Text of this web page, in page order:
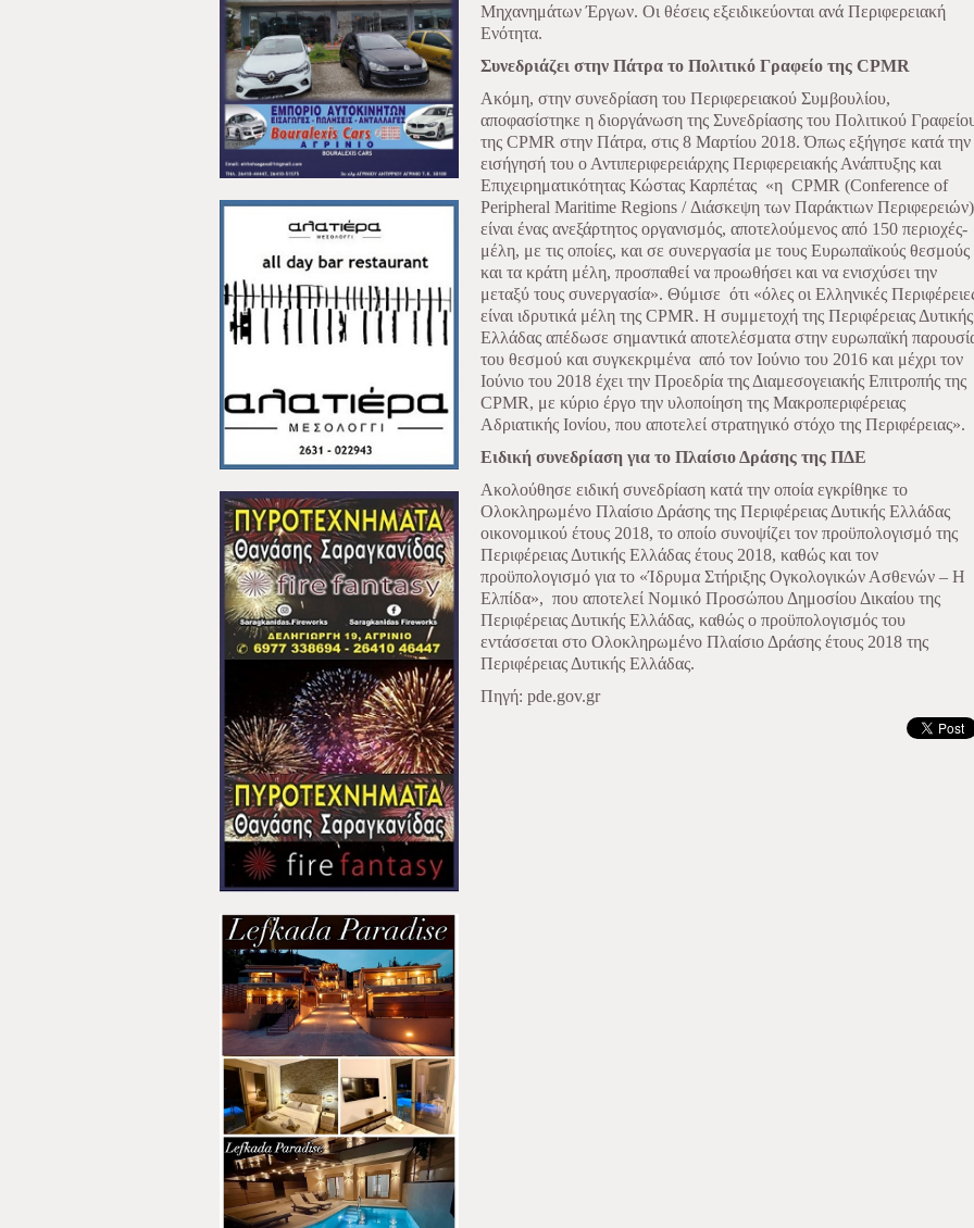
Μηχανημάτων Έργων. Οι θέσεις εξειδικεύονται ανά Περιφερειακή
Ενότητα.
Συνεδριάζει στην Πάτρα το Πολιτικό Γραφείο της CPMR
Ακόμη, στην συνεδρίαση του Περιφερειακού Συμβουλίου,
αποφασίστηκε η διοργάνωση της Συνεδρίασης του Πολιτικού
της CPMR στην Πάτρα, στις 8 Μαρτίου 2018. Όπως εξήγησε κατά την
εισήγησή του ο Αντιπεριφερειάρχης Περιφερειακής Ανάπτυξης και
Επιχειρηματικότητας Κώστας Καρπέτας «η CPMR (Conference of
Peripheral Maritime Regions / Διάσκεψη των Παράκτιων Περιφερειών)
είναι ένας ανεξάρτητος οργανισμός, αποτελούμενος από 150 περιοχές-
μέλη, με τις οποίες, και σε συνεργασία με τους Ευρωπαϊκούς θεσμούς
και τα κράτη μέλη, προσπαθεί να προωθήσει και να ενισχύσει την
μεταξύ τους συνεργασία». Θύμισε ότι «όλες οι Ελληνικές
είναι ιδρυτικά μέλη της CPMR. Η συμμετοχή της Περιφέρειας Δυτικής
Ελλάδας απέδωσε σημαντικά αποτελέσματα στην ευρωπαϊκή
του θεσμού και συγκεκριμένα από τον Ιούνιο του 2016 και μέχρι τον
Ιούνιο του 2018 έχει την Προεδρία της Διαμεσογειακής Επιτροπής της
CPMR, με κύριο έργο την υλοποίηση της Μακροπεριφέρειας
Αδριατικής Ιονίου, που αποτελεί στρατηγικό στόχο της Περιφέρειας».
Ειδική συνεδρίαση για το Πλαίσιο Δράσης της ΠΔΕ
Ακολούθησε ειδική συνεδρίαση κατά την οποία εγκρίθηκε το
Ολοκληρωμένο Πλαίσιο Δράσης της Περιφέρειας Δυτικής Ελλάδας
οικονομικού έτους 2018, το οποίο συνοψίζει τον προϋπολογισμό της
Περιφέρειας Δυτικής Ελλάδας έτους 2018, καθώς και τον
προϋπολογισμό για το «Ίδρυμα Στήριξης Ογκολογικών Ασθενών – Η
Ελπίδα», που αποτελεί Νομικό Προσώπου Δημοσίου Δικαίου της
Περιφέρειας Δυτικής Ελλάδας, καθώς ο προϋπολογισμός του
εντάσσεται στο Ολοκληρωμένο Πλαίσιο Δράσης έτους 2018 της
Περιφέρειας Δυτικής Ελλάδας.
Πηγή: pde.gov.gr